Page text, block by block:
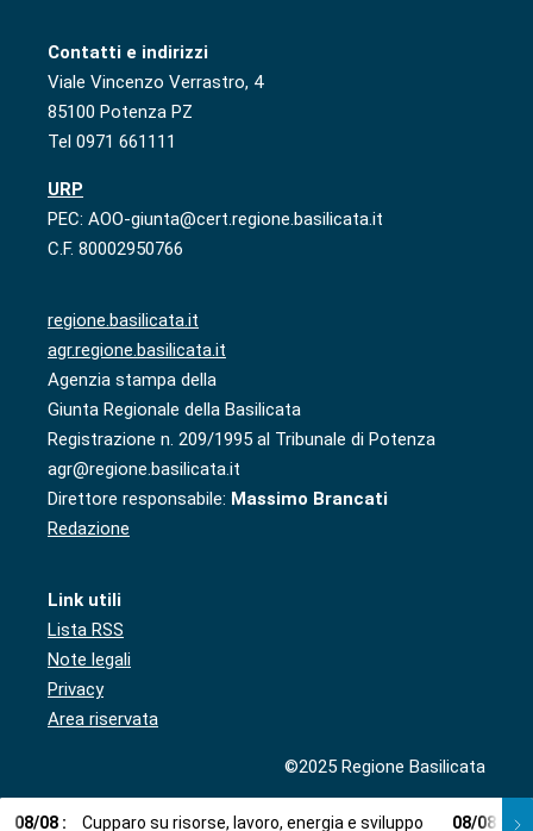
Contatti e indirizzi
Viale Vincenzo Verrastro, 4
85100 Potenza PZ
Tel 0971 661111
URP
PEC: AOO-giunta@cert.regione.basilicata.it
C.F. 80002950766
regione.basilicata.it
agr.regione.basilicata.it
Agenzia stampa della
Giunta Regionale della Basilicata
Registrazione n. 209/1995 al Tribunale di Potenza
agr@regione.basilicata.it
Direttore responsabile: Massimo Brancati
Redazione
Link utili
Lista RSS
Note legali
Privacy
Area riservata
©2025 Regione Basilicata
08/08 : Cupparo su risorse, lavoro, energia e sviluppo 08/08